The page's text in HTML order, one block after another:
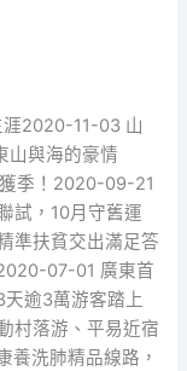
涯2020-11-03 山
山與海的豪情
季！2020-09-21
試，10月守舊運
準扶貧交出滿足答
07-01 廣東首
逾3萬游客踏上
村落游、平易近宿
洗肺精品線路，